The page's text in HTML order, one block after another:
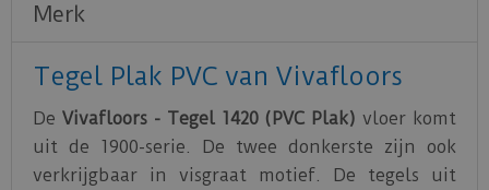
Merk
Tegel Plak PVC van Vivafloors
De Vivafloors - Tegel 1420 (PVC Plak) vloer komt
uit de 1900-serie. De twee donkerste zijn ook
verkrijgbaar in visgraat motief. De tegels uit